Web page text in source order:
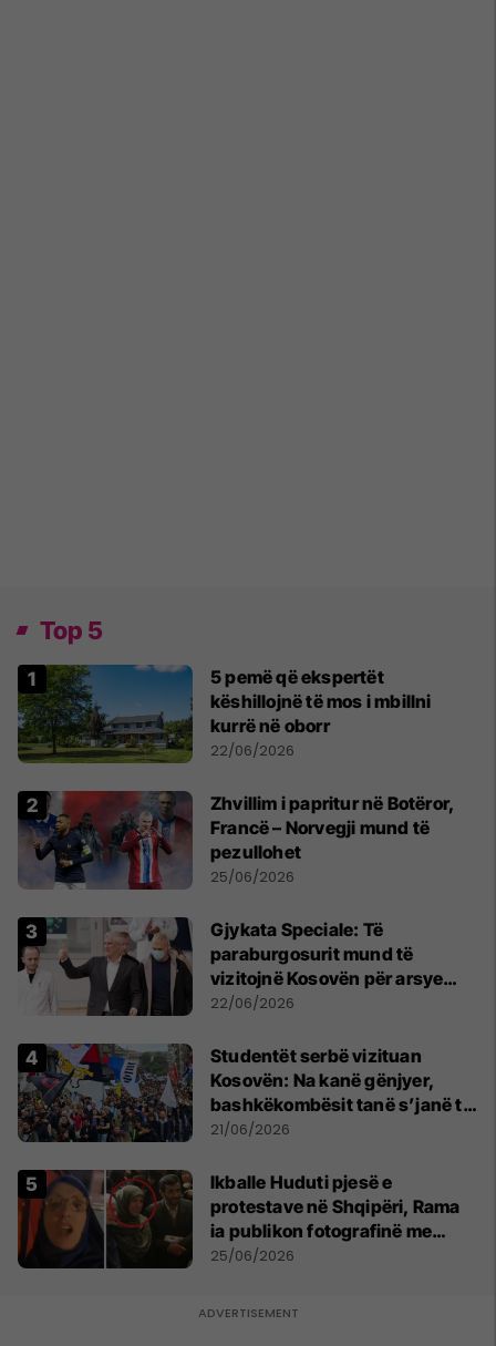
Top 5
5 pemë që ekspertët
këshillojnë të mos i mbillni
kurrë në oborr
22/06/2026
Zhvillim i papritur në Botëror,
Francë – Norvegji mund të
pezullohet
25/06/2026
​Gjykata Speciale: Të
paraburgosurit mund të
vizitojnë Kosovën për arsye
humanitare
22/06/2026
Studentët serbë vizituan
Kosovën: Na kanë gënjyer,
bashkëkombësit tanë s’janë të
shtypur
21/06/2026
Ikballe Huduti pjesë e
protestave në Shqipëri, Rama
ia publikon fotografinë me
Ahmadinejadin e Iranit
25/06/2026